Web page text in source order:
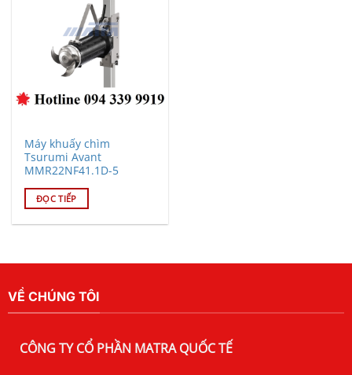
Máy khuấy chìm
Tsurumi Avant
MMR22NF41.1D-5
ĐỌC TIẾP
VỀ CHÚNG TÔI
CÔNG TY CỔ PHẦN MATRA QUỐC TẾ